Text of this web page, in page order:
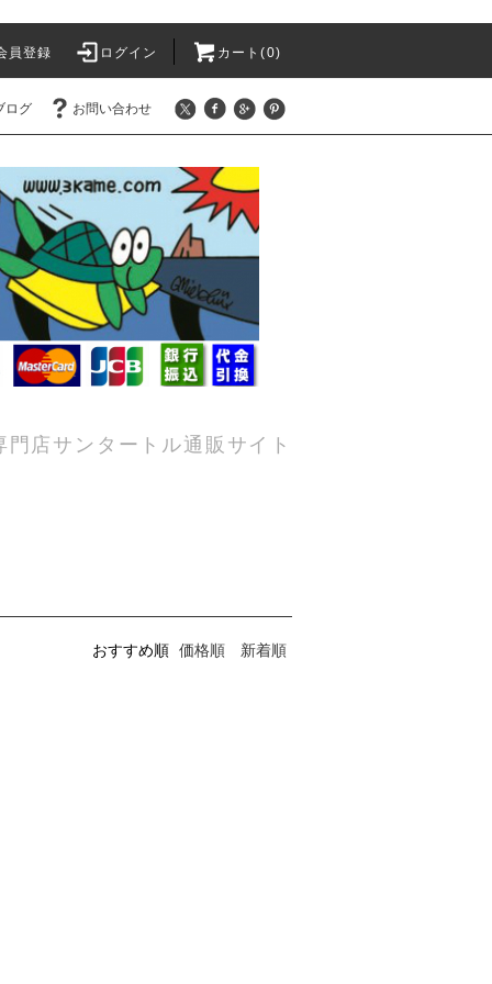
員登録 ログイン カート(0)
ログ お問い合わせ
門店サンタートル通販サイト
おすすめ順 価格順 新着順